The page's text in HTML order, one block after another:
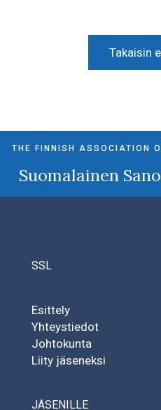
Takaisin
THE FINNISH ASSOCIATION
Suomalainen
SSL
Esittely
Yhteystiedot
Johtokunta
Liity jäseneksi
JÄSENILLE